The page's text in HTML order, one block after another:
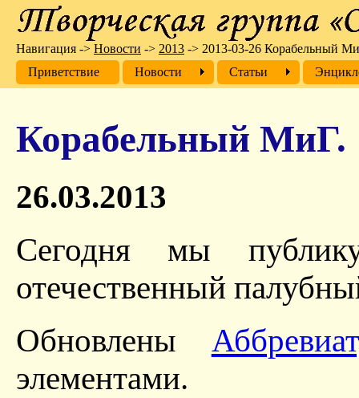
Корабельный МиГ.
26.03.2013
Сегодня мы
отечественный
Обновлены
элементами.
Навигация -> Новости -> 2013 -> 2013-03-26 Корабельный
Приветствие
Новости Cтатьи